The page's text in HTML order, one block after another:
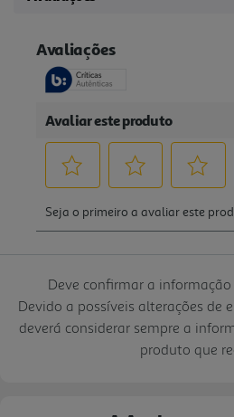
Deve confirmar a
Devido a possíveis alterações de
deverá considerar sempre a
produto que